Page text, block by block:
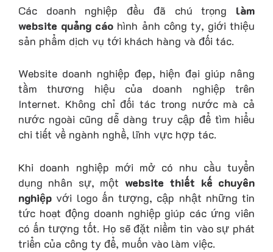
Các doanh nghiệp đều đã chú trọng làm
website quảng cáo hình ảnh công ty, giới thiệu
sản phẩm dịch vụ tới khách hàng và đối tác.
Website doanh nghiệp đẹp, hiện đại giúp nâng
tầm thương hiệu của doanh nghiệp trên
Internet. Không chỉ đối tác trong nước mà cả
nước ngoài cũng dễ dàng truy cập để tìm hiểu
chi tiết về ngành nghề, lĩnh vực hợp tác.
Khi doanh nghiệp mới mở có nhu cầu tuyển
dụng nhân sự, một website thiết kế chuyên
nghiệp với logo ấn tượng, cập nhật những tin
tức hoạt động doanh nghiệp giúp các ứng viên
có ấn tượng tốt. Họ sẽ đặt niềm tin vào sự phát
triển của công ty để, muốn vào làm việc.